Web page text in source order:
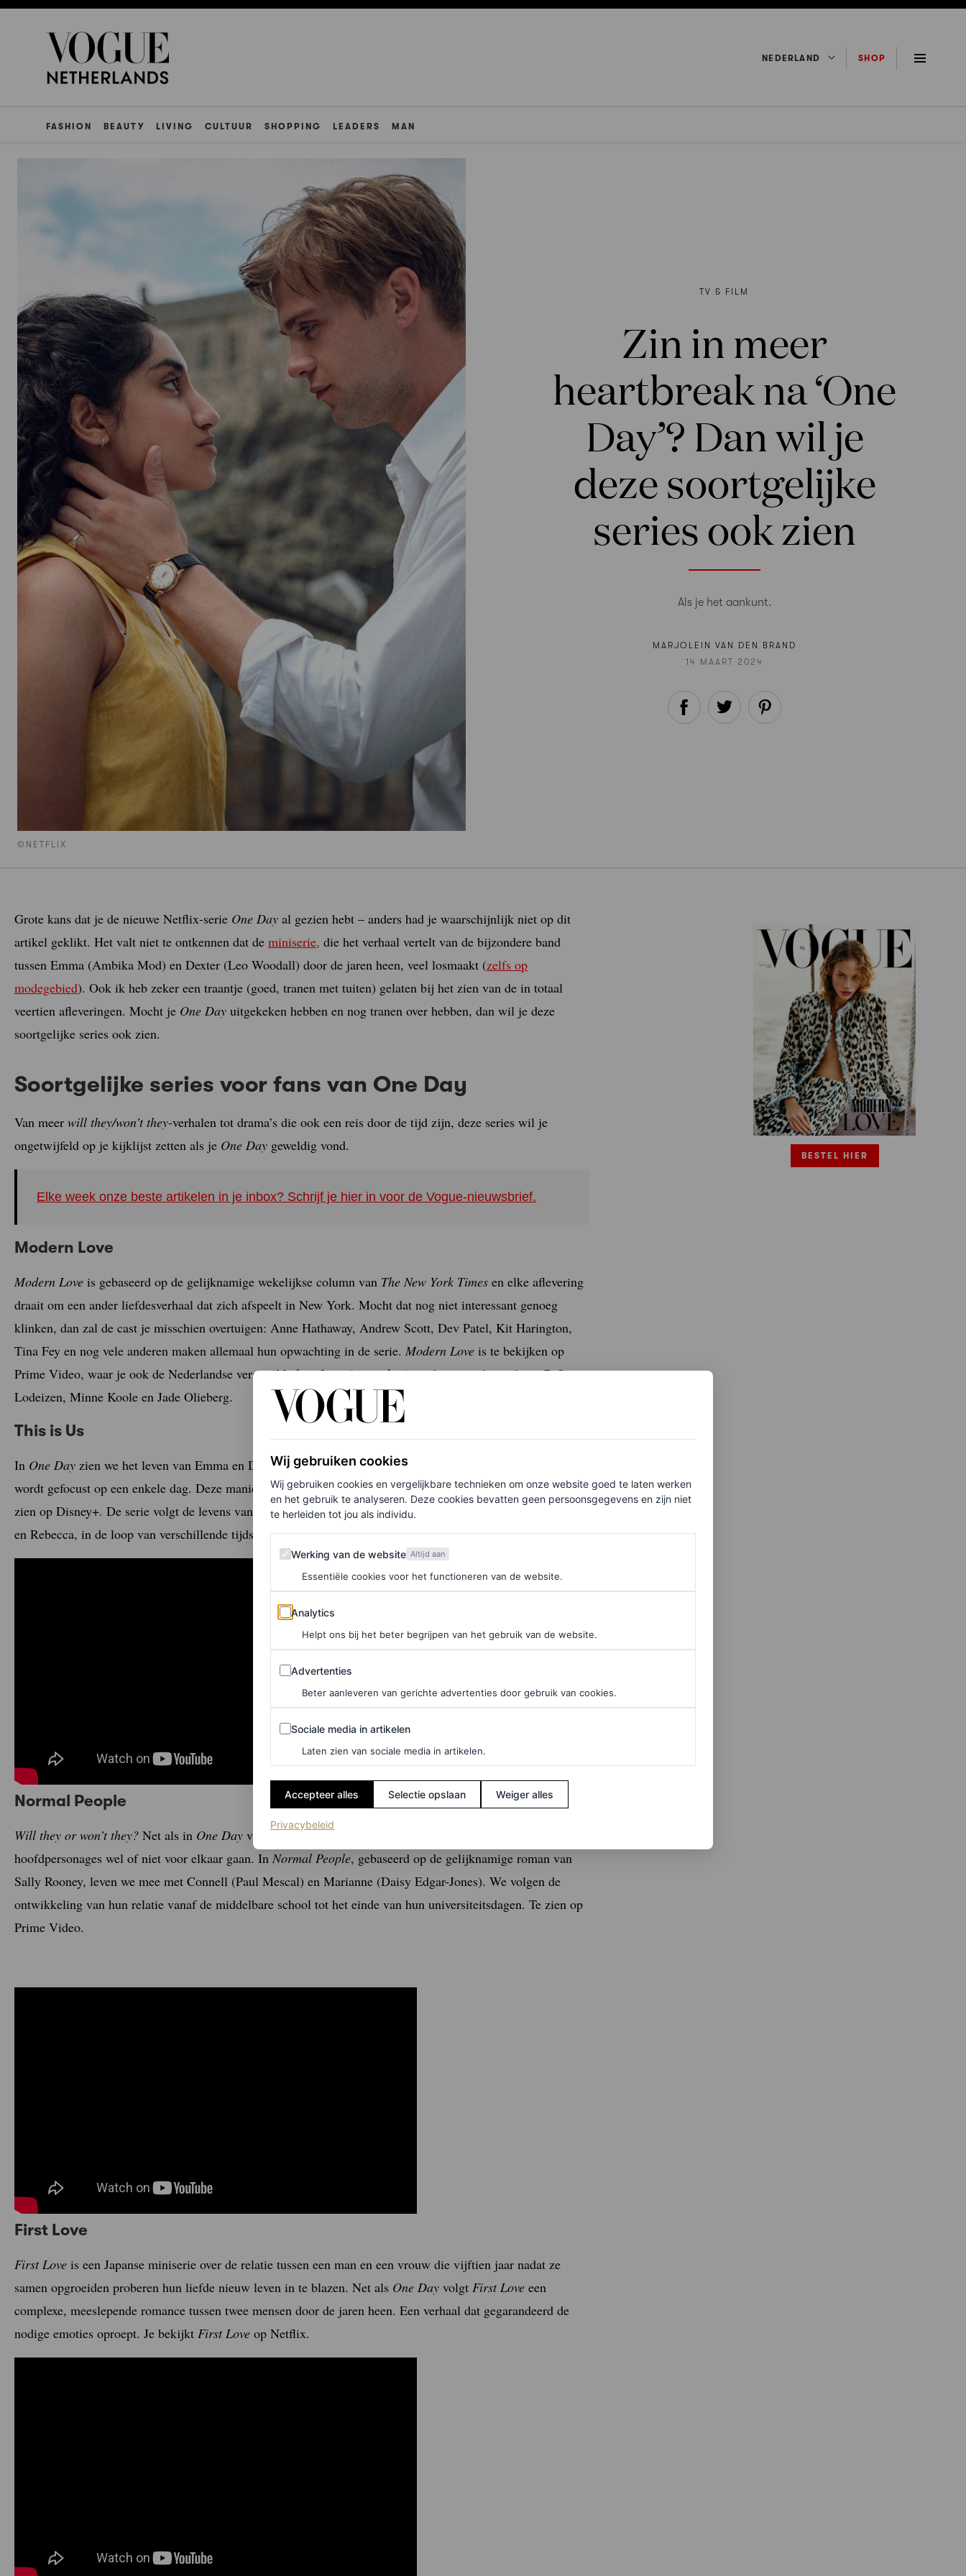
NEDERLAND SHOP
FASHION BEAUTY LIVING CULTUUR SHOPPING LEADERS MAN
©NETFLIX
TV & FILM
Zin in meer
heartbreak na ‘One
Day’? Dan wil je
deze soortgelijke
series ook zien
Als je het aankunt.
MARJOLEIN VAN DEN BRAND
14 MAART 2024
Grote kans dat je de nieuwe Netflix-serie One Day al gezien hebt – anders had je waarschijnlijk niet op dit
artikel geklikt. Het valt niet te ontkennen dat de miniserie, die het verhaal vertelt van de bijzondere band
tussen Emma (Ambika Mod) en Dexter (Leo Woodall) door de jaren heen, veel losmaakt (zelfs op
modegebied). Ook ik heb zeker een traantje (goed, tranen met tuiten) gelaten bij het zien van de in totaal
veertien afleveringen. Mocht je One Day uitgekeken hebben en nog tranen over hebben, dan wil je deze
soortgelijke series ook zien.
Soortgelijke series voor fans van One Day
Van meer will they/won’t they-verhalen tot drama’s die ook een reis door de tijd zijn, deze series wil je
ongetwijfeld op je kijklijst zetten als je One Day geweldig vond.
Elke week onze beste artikelen in je inbox? Schrijf je hier in voor de Vogue-nieuwsbrief.
Modern Love
Modern Love is gebaseerd op de gelijknamige wekelijkse column van The New York Times en elke aflevering
draait om een ander liefdesverhaal dat zich afspeelt in New York. Mocht dat nog niet interessant genoeg
klinken, dan zal de cast je misschien overtuigen: Anne Hathaway, Andrew Scott, Dev Patel, Kit Harington,
Tina Fey en nog vele anderen maken allemaal hun opwachting in de serie. Modern Love is te bekijken op
Prime Video, waar je ook de Nederlandse versie (Modern Love Amsterdam) vindt met onder anderen Rifka
Lodeizen, Minne Koole en Jade Olieberg.
This is Us
In One Day zien we het leven van Emma en Dexter veranderen gedurende achttien jaar, waarbij er telkens
wordt gefocust op een enkele dag. Deze manier van storytelling vormt ook de rode draad inThis Is Us, te
zien op Disney+. De serie volgt de levens van de broers en zussen Kevin, Kate en Randall en hun ouders Jack
en Rebecca, in de loop van verschillende tijdspannes.
Normal People
Will they or won’t they? Net als in One Day vraag je je in deze serie ook voortdurend af of de
hoofdpersonages wel of niet voor elkaar gaan. In Normal People, gebaseerd op de gelijknamige roman van
Sally Rooney, leven we mee met Connell (Paul Mescal) en Marianne (Daisy Edgar-Jones). We volgen de
ontwikkeling van hun relatie vanaf de middelbare school tot het einde van hun universiteitsdagen. Te zien op
Prime Video.
BESTEL HIER
First Love
First Love is een Japanse miniserie over de relatie tussen een man en een vrouw die vijftien jaar nadat ze
samen opgroeiden proberen hun liefde nieuw leven in te blazen. Net als One Day volgt First Love een
complexe, meeslepende romance tussen twee mensen door de jaren heen. Een verhaal dat gegarandeerd de
nodige emoties oproept. Je bekijkt First Love op Netflix.
Wij gebruiken cookies
Wij gebruiken cookies en vergelijkbare technieken om onze website goed te laten werken
en het gebruik te analyseren. Deze cookies bevatten geen persoonsgegevens en zijn niet
te herleiden tot jou als individu.
Werking van de website
Werking van de website Altijd aan
Essentiële cookies voor het functioneren van de website.
Analytics
Analytics
Helpt ons bij het beter begrijpen van het gebruik van de website.
Advertenties
Advertenties
Beter aanleveren van gerichte advertenties door gebruik van cookies.
Sociale media in artikelen
Sociale media in artikelen
Laten zien van sociale media in artikelen.
Accepteer alles Selectie opslaan Weiger alles
Privacybeleid